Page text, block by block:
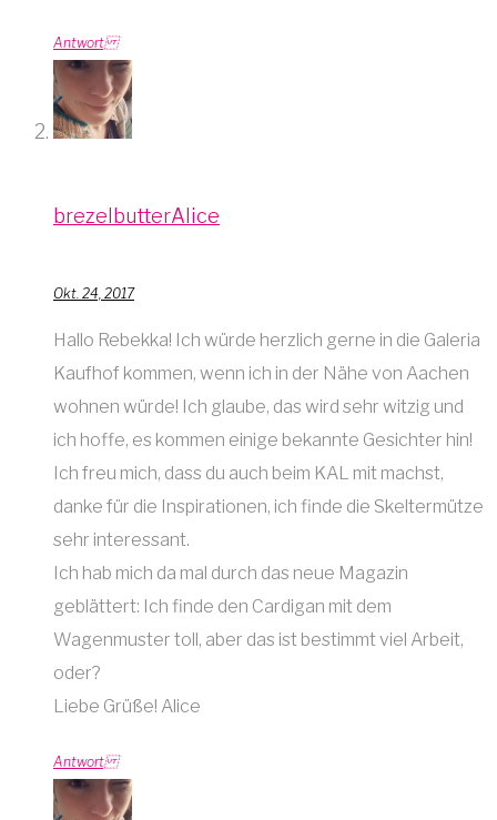
Antwort
brezelbutterAlice
Okt. 24, 2017
Hallo Rebekka! Ich würde herzlich gerne in die Galeria
Kaufhof kommen, wenn ich in der Nähe von Aachen
wohnen würde! Ich glaube, das wird sehr witzig und
ich hoffe, es kommen einige bekannte Gesichter hin!
Ich freu mich, dass du auch beim KAL mit machst,
danke für die Inspirationen, ich finde die Skeltermütze
sehr interessant.
Ich hab mich da mal durch das neue Magazin
geblättert: Ich finde den Cardigan mit dem
Wagenmuster toll, aber das ist bestimmt viel Arbeit,
oder?
Liebe Grüße! Alice
Antwort